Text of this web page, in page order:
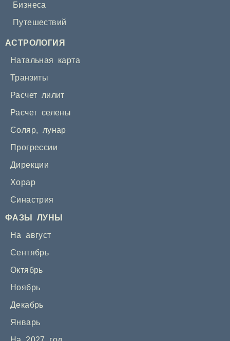
Бизнеса
Путешествий
АСТРОЛОГИЯ
Натальная карта
Транзиты
Расчет лилит
Расчет селены
Соляр, лунар
Прогрессии
Дирекции
Хорар
Синастрия
ФАЗЫ ЛУНЫ
На август
Сентябрь
Октябрь
Ноябрь
Декабрь
Январь